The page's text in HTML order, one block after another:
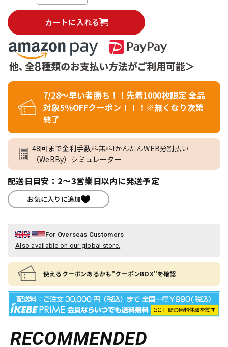
カートに入れる
7/28～早い者勝ち！！先着1000枚限定 全品
対象5％OFFクーポン！！！※無くなり次第
終了
48回まで金利手数料無料!かんたんWEB分割払い
（WeBBy）シミュレーター
配送日目安：2～3営業日以内に発送予定
お気に入りに追加
For Overseas Customers
Also available on our global store.
使えるクーポンあるかも"クーポンBOX"を確認
RECOMMENDED